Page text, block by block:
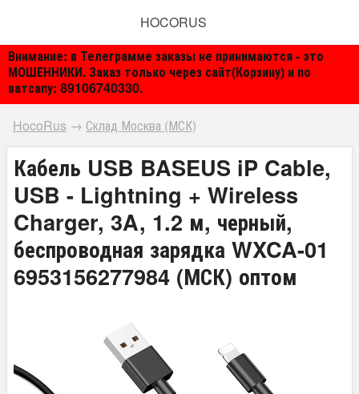
Внимание: в Телеграмме заказы не принимаются - это
МОШЕННИКИ. Заказ только через сайт(Корзину) и по
ватсапу: 89106740330.
HOCORUS
HocoRus → Склад Москва (МСК)
Кабель USB BASEUS iP Cable,
USB - Lightning + Wireless
Charger, 3A, 1.2 м, черный,
беспроводная зарядка WXCA-01
6953156277984 (МСК) оптом